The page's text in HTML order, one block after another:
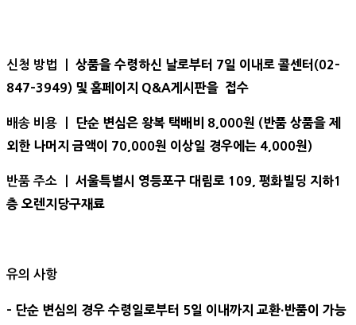
신청 방법 ㅣ 상품을 수령하신 날로부터 7일 이내로 콜센터(02-
847-3949) 및 홈페이지 Q&A게시판을 접수
배송 비용 ㅣ
단순 변심은 왕복 택배비 8,000원 (반품 상품을 제
외한 나머지 금액이 70,000원 이상일 경우에는 4,000원)
반품 주소 ㅣ 서울특별시 영등포구 대림로 109, 평화빌딩 지하1
층 오렌지당구재료
유의 사항
- 단순 변심의 경우 수령일로부터 5일 이내까지 교환∙반품이 가능